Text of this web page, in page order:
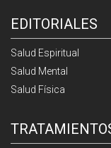
EDITORIALES
Salud Espiritual
Salud Mental
Salud Física